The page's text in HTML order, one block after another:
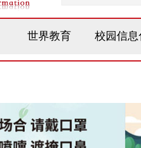
世界教育 校园信息